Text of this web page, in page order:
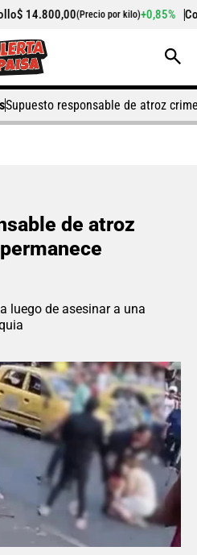
por kilo)+0,85% Cogote de carne
Supuesto responsable de atroz
de atroz
luego de asesinar a una